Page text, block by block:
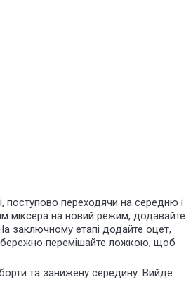
поступово переходячи на середню і
міксера на новий режим, додавайте
заключному етапі додайте оцет,
перемішайте ложкою, щоб
та занижену середину. Вийде